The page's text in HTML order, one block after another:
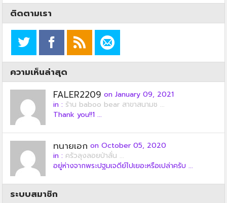
ติดตามเรา
ความเห็นล่าสุด
FALER2209 on January 09, 2021
in : ร้าน baboo bear สาขาสนามช ...
Thank you!!1 ...
ทนายเอก on October 05, 2020
in : ครัวลุงลอยป่าลั่น ...
อยู่ห่างจากพระปฐมเจดีย์ไปเยอะหรือเปล่าครับ ...
ระบบสมาชิก